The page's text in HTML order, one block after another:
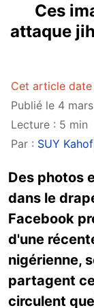
Ces
attaque
Cet article
Publié le 4
Lecture : 5 min
Par : SUY
Des photos
dans le
Facebook
d'une
nigérienne,
partagent
circulent